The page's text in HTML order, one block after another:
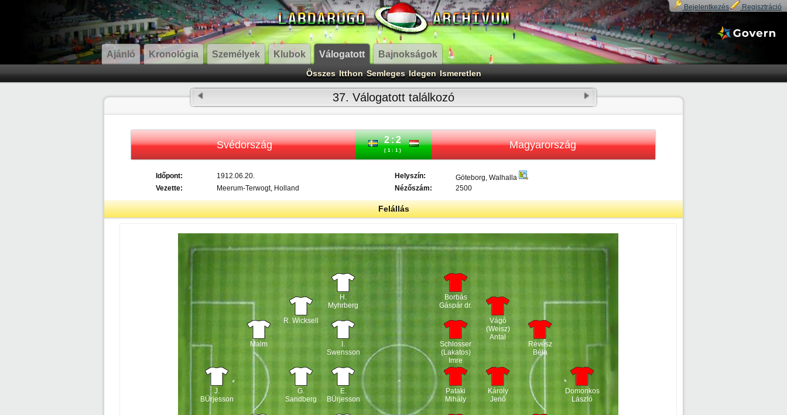
Bejelentkezés Regisztráció
Ajánló Kronológia Személyek Klubok Válogatott Bajnokságok
Összes Itthon Semleges Idegen Ismeretlen
37. Válogatott találkozó
Svédország 2:2
(1:1) Magyarország
Időpont: 1912.06.20. Helyszín:
Göteborg, Walhalla
Vezette:
Meerum-Terwogt, Holland Nézőszám: 2500
Felállás
J.
BÜrjesson
Malm
R. Wicksell
G.
Sandberg
H.
Myhrberg
I.
Swensson
E.
BÜrjesson
Domonkos
László
Révész
Béla
Károly
Jenő
Vágó
(Weisz)
Antal
Pataki
Mihály
Schlosser
(Lakatos)
Imre
Borbás
Gáspár dr.